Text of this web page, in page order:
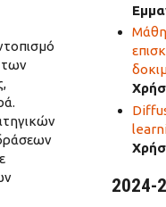
των
2024-